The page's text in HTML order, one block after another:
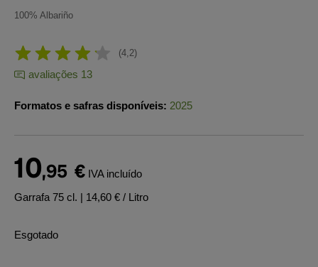
100% Albariño
4,2
avaliações 13
Formatos e safras disponíveis: 2025
10,95 € IVA incluído
Garrafa 75 cl. | 14,60 € / Litro
Esgotado